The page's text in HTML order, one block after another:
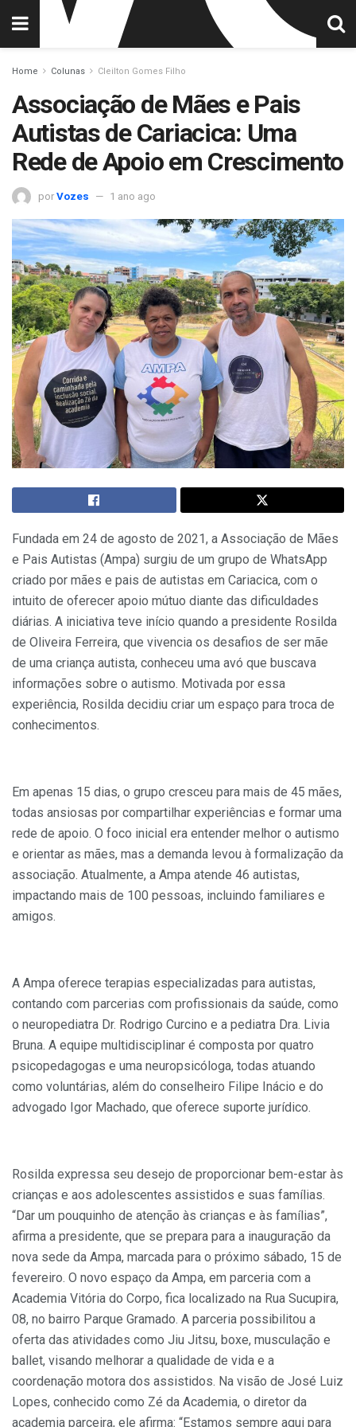
Home Colunas Cleilton Gomes Filho
Associação de Mães e Pais
Autistas de Cariacica: Uma
Rede de Apoio em Crescimento
por Vozes 1 ano ago
Fundada em 24 de agosto de 2021, a Associação de Mães
e Pais Autistas (Ampa) surgiu de um grupo de WhatsApp
criado por mães e pais de autistas em Cariacica, com o
intuito de oferecer apoio mútuo diante das dificuldades
diárias. A iniciativa teve início quando a presidente Rosilda
de Oliveira Ferreira, que vivencia os desafios de ser mãe
de uma criança autista, conheceu uma avó que buscava
informações sobre o autismo. Motivada por essa
experiência, Rosilda decidiu criar um espaço para troca de
conhecimentos.
Em apenas 15 dias, o grupo cresceu para mais de 45 mães,
todas ansiosas por compartilhar experiências e formar uma
rede de apoio. O foco inicial era entender melhor o autismo
e orientar as mães, mas a demanda levou à formalização da
associação. Atualmente, a Ampa atende 46 autistas,
impactando mais de 100 pessoas, incluindo familiares e
amigos.
A Ampa oferece terapias especializadas para autistas,
contando com parcerias com profissionais da saúde, como
o neuropediatra Dr. Rodrigo Curcino e a pediatra Dra. Livia
Bruna. A equipe multidisciplinar é composta por quatro
psicopedagogas e uma neuropsicóloga, todas atuando
como voluntárias, além do conselheiro Filipe Inácio e do
advogado Igor Machado, que oferece suporte jurídico.
Rosilda expressa seu desejo de proporcionar bem-estar às
crianças e aos adolescentes assistidos e suas famílias.
“Dar um pouquinho de atenção às crianças e às famílias”,
afirma a presidente, que se prepara para a inauguração da
nova sede da Ampa, marcada para o próximo sábado, 15 de
fevereiro. O novo espaço da Ampa, em parceria com a
Academia Vitória do Corpo, fica localizado na Rua Sucupira,
08, no bairro Parque Gramado. A parceria possibilitou a
oferta das atividades como Jiu Jitsu, boxe, musculação e
ballet, visando melhorar a qualidade de vida e a
coordenação motora dos assistidos. Na visão de José Luiz
Lopes, conhecido como Zé da Academia, o diretor da
academia parceira, ele afirma: “Estamos sempre aqui para